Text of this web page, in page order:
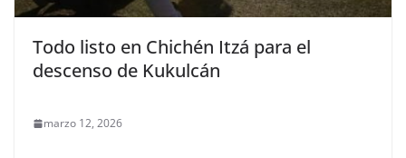
Todo listo en Chichén Itzá para el
descenso de Kukulcán
marzo 12, 2026